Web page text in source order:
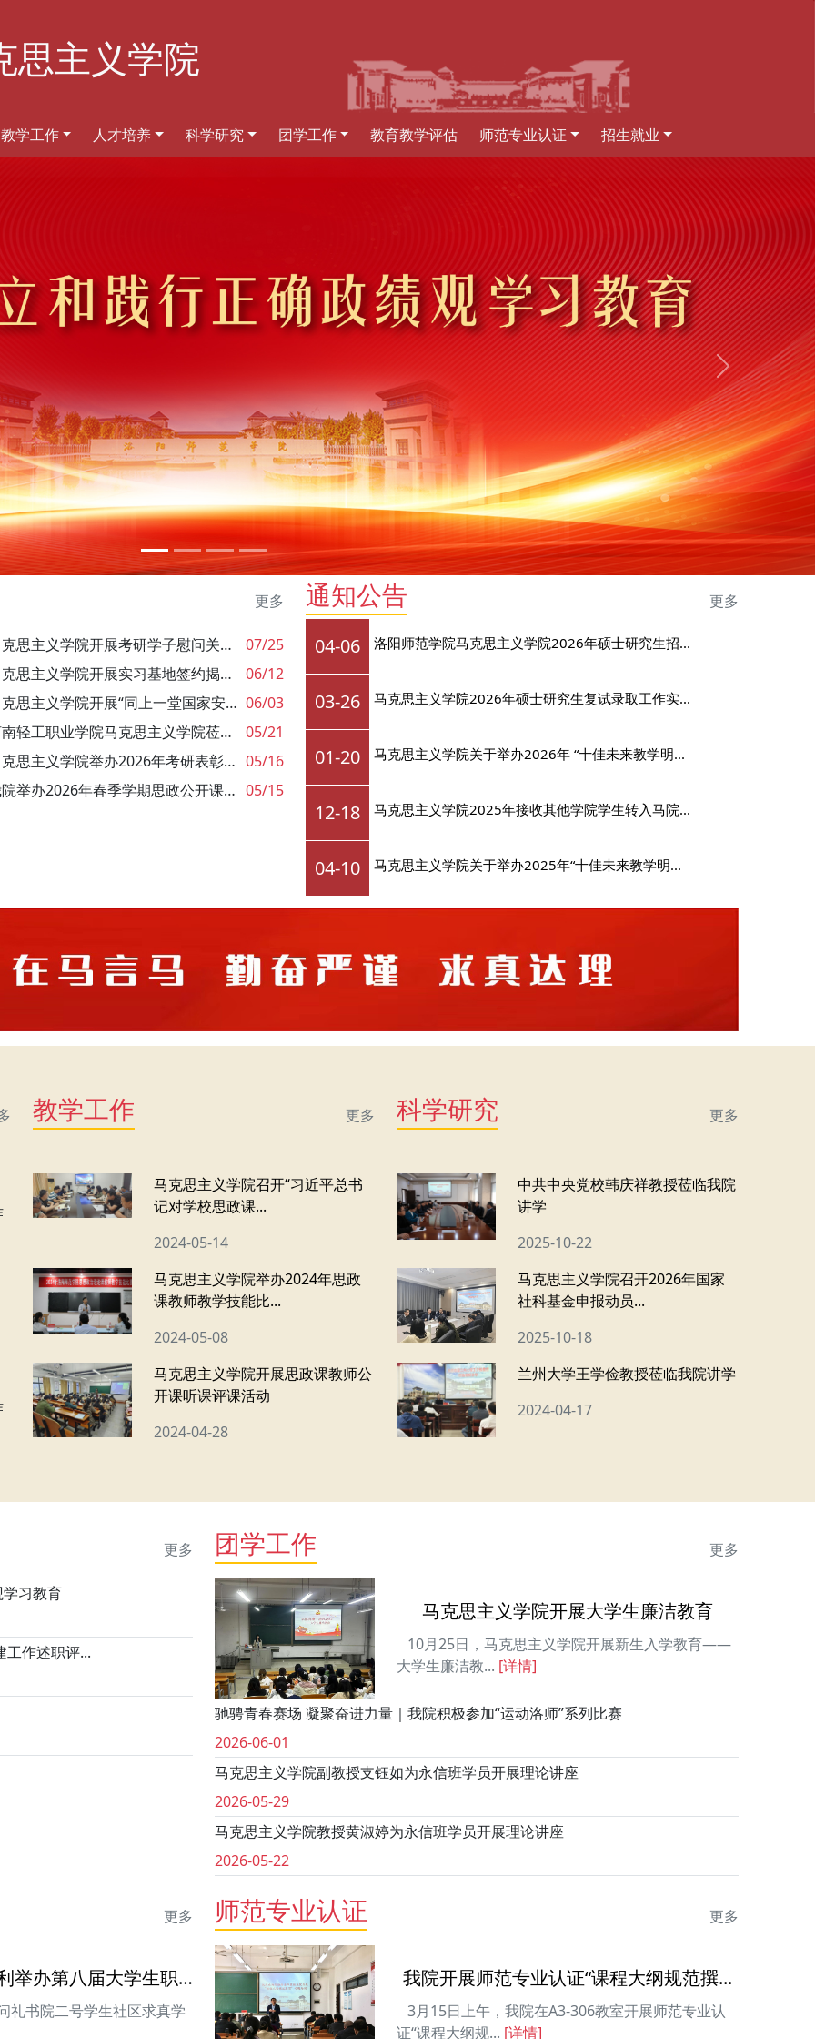
思主义学院
教学工作 人才培养 科学研究 团学工作 教育教学评估 师范专业认证 招生就业
更多
马克思主义学院开展考研学子慰问关爱活动
07/25
马克思主义学院开展实习基地签约揭牌暨...
06/12
马克思主义学院开展“同上一堂国家安全... 06/03
河南轻工职业学院马克思主义学院莅临我...
05/21
马克思主义学院举办2026年考研表彰暨动... 05/16
我院举办2026年春季学期思政公开课展示... 05/15
通知公告 更多
04-06 洛阳师范学院马克思主义学院2026年硕士研究生招...
03-26 马克思主义学院2026年硕士研究生复试录取工作实...
01-20 马克思主义学院关于举办2026年 “十佳未来教学明...
12-18 马克思主义学院2025年接收其他学院学生转入马院...
04-10 马克思主义学院关于举办2025年“十佳未来教学明...
教学工作 更多
马克思主义学院召开“习近平总书
记对学校思政课...
2024-05-14
马克思主义学院举办2024年思政
课教师教学技能比...
2024-05-08
马克思主义学院开展思政课教师公
开课听课评课活动
2024-04-28
科学研究 更多
中共中央党校韩庆祥教授莅临我院
讲学
2025-10-22
马克思主义学院召开2026年国家
社科基金申报动员...
2025-10-18
兰州大学王学俭教授莅临我院讲学
2024-04-17
更多
习教育
工作述职评...
团学工作 更多
马克思主义学院开展大学生廉洁教育
10月25日，马克思主义学院开展新生入学教育——
大学生廉洁教... [详情]
驰骋青春赛场 凝聚奋进力量｜我院积极参加“运动洛师”系列比赛
2026-06-01
马克思主义学院副教授支钰如为永信班学员开展理论讲座
2026-05-29
马克思主义学院教授黄淑婷为永信班学员开展理论讲座
2026-05-22
更多
马克思主义学院顺利举办第八届大学生职业生涯规...
书院二号学生社区求真学
师范专业认证 更多
我院开展师范专业认证“课程大纲规范撰...
3月15日上午，我院在A3-306教室开展师范专业认
证“课程大纲规... [详情]